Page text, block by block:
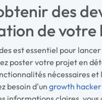
des
de votre
est essentiel pour
poster votre projet en
nécessaires
besoin d'un growth hacker